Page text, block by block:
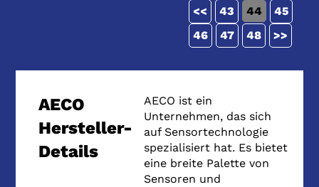
<< 43 44
45
46
47 48 >>
AECO
Hersteller-
Details
AECO ist ein
Unternehmen, das sich
auf Sensortechnologie
spezialisiert hat. Es bietet
eine breite Palette von
Sensoren und